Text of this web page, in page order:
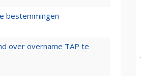
bestemmingen
over overname TAP te